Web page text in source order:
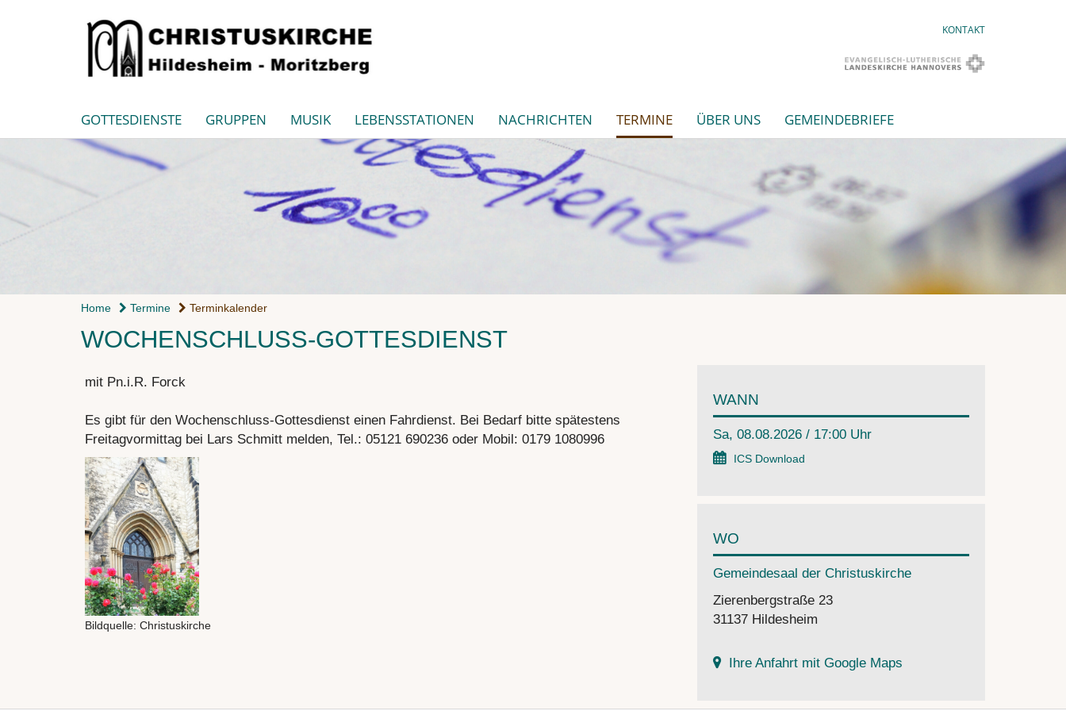
KONTAKT
GOTTESDIENSTE GRUPPEN MUSIK LEBENSSTATIONEN NACHRICHTEN TERMINE ÜBER UNS GEMEINDEBRIEFE
Home Termine Terminkalender
WOCHENSCHLUSS-GOTTESDIENST
mit Pn.i.R. Forck
Es gibt für den Wochenschluss-Gottesdienst einen Fahrdienst. Bei Bedarf bitte spätestens
Freitagvormittag bei Lars Schmitt melden, Tel.: 05121 690236 oder Mobil: 0179 1080996
Bildquelle: Christuskirche
WANN
Sa, 08.08.2026 / 17:00 Uhr
ICS Download
WO
Gemeindesaal der Christuskirche
Zierenbergstraße 23
31137 Hildesheim
Ihre Anfahrt mit Google Maps